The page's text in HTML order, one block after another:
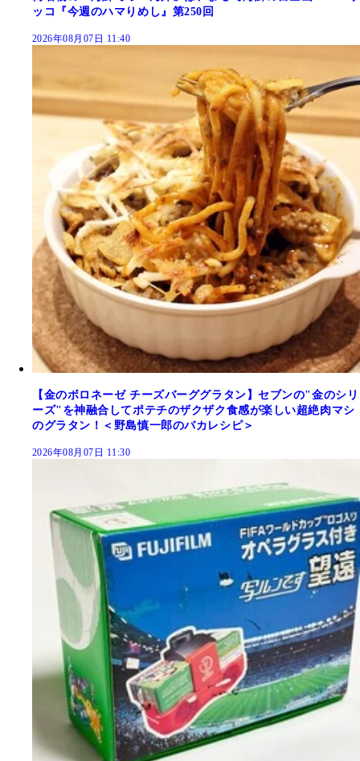
ッコ『今週のハマりめし』第250回
2026年08月07日 11:40
【金のボロネーゼ チーズバーググラタン】セブンの"金のシリ
ーズ"を神融合してポテチのザクザク食感が楽しい超絶肉マシ
のグラタン！＜野島慎一郎のバカレシピ＞
2026年08月07日 11:30